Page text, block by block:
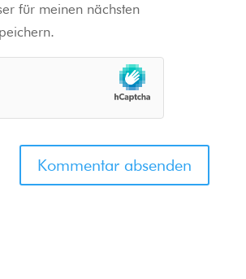
für meinen nächsten